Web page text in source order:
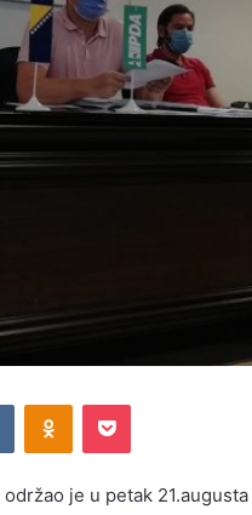
je u petak